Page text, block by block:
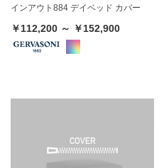
インアウト884 デイベッド カバー
￥112,200 ～ ￥152,900